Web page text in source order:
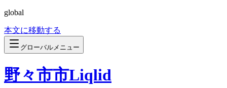
global
本文に移動する
グローバルメニュー
野々市市Liqlid